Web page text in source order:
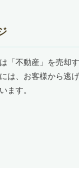
「不動産」を売却
は、お客様から
ます。